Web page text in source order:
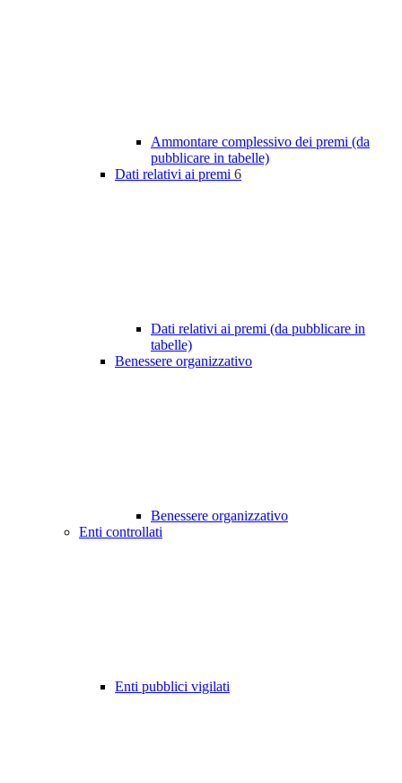
Ammontare complessivo dei premi (da
pubblicare in tabelle)
Dati relativi ai premi 6
Dati relativi ai premi (da pubblicare in
tabelle)
Benessere organizzativo
Benessere organizzativo
Enti controllati
Enti pubblici vigilati